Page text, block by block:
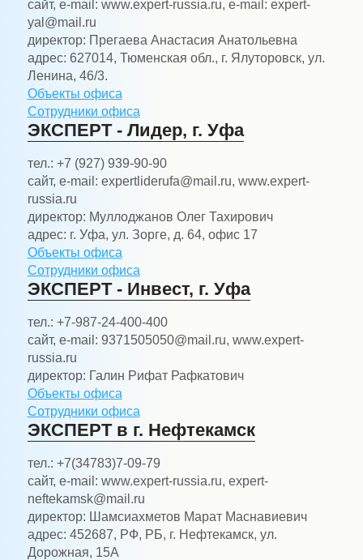
сайт, e-mail: www.expert-russia.ru, e-mail: expert-
yal@mail.ru
директор: Прегаева Анастасия Анатольевна
адрес: 627014, Тюменская обл., г. Ялуторовск, ул.
Ленина, 46/3.
Объекты офиса
Сотрудники офиса
ЭКСПЕРТ - Лидер, г. Уфа
тел.: +7 (927) 939-90-90
сайт, e-mail: expertliderufa@mail.ru, www.expert-
russia.ru
директор: Муллоджанов Олег Тахирович
адрес: г. Уфа, ул. Зорге, д. 64, офис 17
Объекты офиса
Сотрудники офиса
ЭКСПЕРТ - Инвест, г. Уфа
тел.: +7-987-24-400-400
сайт, e-mail: 9371505050@mail.ru, www.expert-
russia.ru
директор: Галин Рифат Рафкатович
Объекты офиса
Сотрудники офиса
ЭКСПЕРТ в г. Нефтекамск
тел.: +7(34783)7-09-79
сайт, e-mail: www.expert-russia.ru, expert-
neftekamsk@mail.ru
директор: Шамсиахметов Марат Маснавиевич
адрес: 452687, РФ, РБ, г. Нефтекамск, ул.
Дорожная, 15А